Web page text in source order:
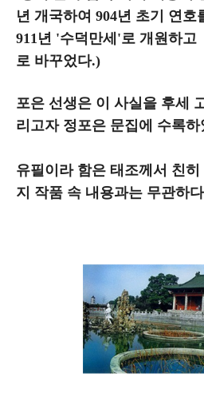
년 개국하여 904년 초기 연
911년 '수덕만세'로 개원하고
로 바꾸었다.)
포은 선생은 이 사실을 후세
리고자 정포은 문집에 수록하
유필이라 함은 태조께서 친히
지 작품 속 내용과는 무관하